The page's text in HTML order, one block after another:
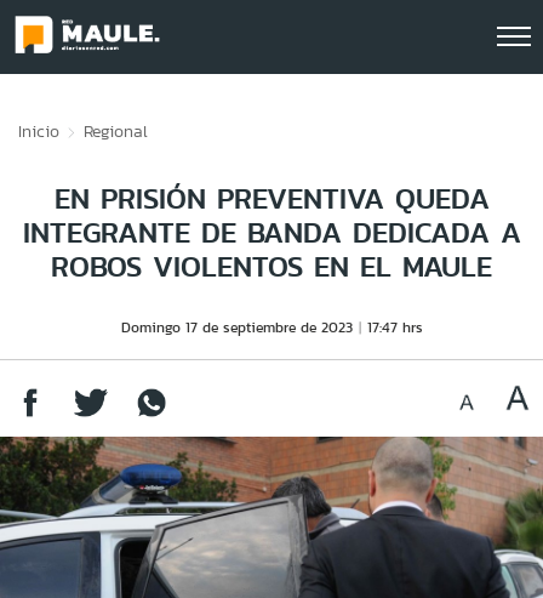
Inicio Regional
EN PRISIÓN PREVENTIVA QUEDA
INTEGRANTE DE BANDA DEDICADA A
ROBOS VIOLENTOS EN EL MAULE
Domingo 17 de septiembre de 2023 17:47 hrs